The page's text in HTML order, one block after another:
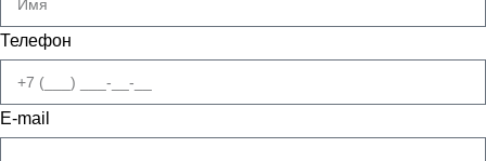
Телефон
E-mail